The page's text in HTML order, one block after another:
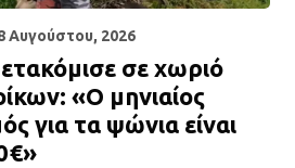
Αυγούστου, 2026
σε χωριό
«Ο μηνιαίος
για τα ψώνια είναι